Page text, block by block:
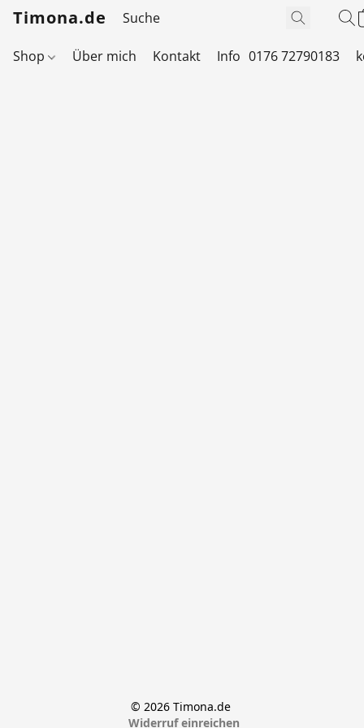
Timona.de
Shop Über mich Kontakt Info 0176 72790183
© 2026 Timona.de
Widerruf einreichen